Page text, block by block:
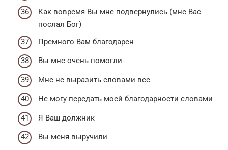
Как вовремя Вы мне подвернулись (мне Вас
послал Бог)
Премного Вам благодарен
Вы мне очень помогли
Мне не выразить словами все
Не могу передать моей благодарности словами
Я Ваш должник
Вы меня выручили